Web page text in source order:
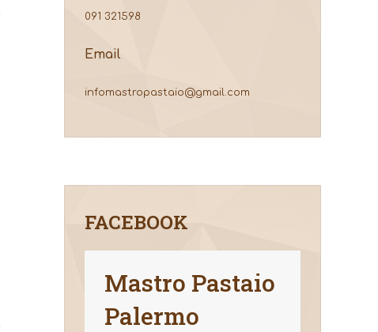
091 321598
Email
infomastropastaio@gmail.com
FACEBOOK
Mastro Pastaio
Palermo